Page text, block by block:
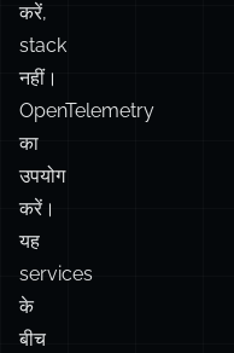
करें,
stack
नहीं।
OpenTelemetry
का
उपयोग
करें।
यह
services
के
बीच